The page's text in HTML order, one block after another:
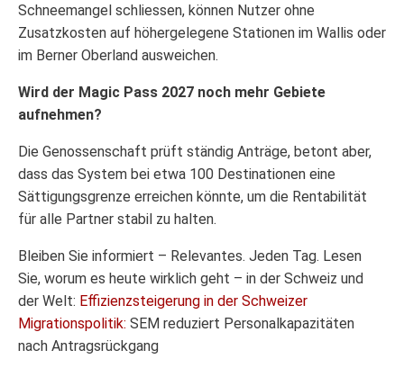
Schneemangel schliessen, können Nutzer ohne
Zusatzkosten auf höhergelegene Stationen im Wallis oder
im Berner Oberland ausweichen.
Wird der Magic Pass 2027 noch mehr Gebiete
aufnehmen?
Die Genossenschaft prüft ständig Anträge, betont aber,
dass das System bei etwa 100 Destinationen eine
Sättigungsgrenze erreichen könnte, um die Rentabilität
für alle Partner stabil zu halten.
Bleiben Sie informiert – Relevantes. Jeden Tag. Lesen
Sie, worum es heute wirklich geht – in der Schweiz und
der Welt: Effizienzsteigerung in der Schweizer
Migrationspolitik: SEM reduziert Personalkapazitäten
nach Antragsrückgang